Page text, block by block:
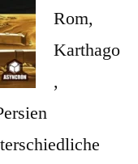
Rom,
Karthago
,